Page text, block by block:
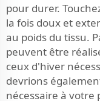
pour durer.
la fois doux et
au poids du tissu.
peuvent être
ceux d'hiver
devrions
nécessaire à votre